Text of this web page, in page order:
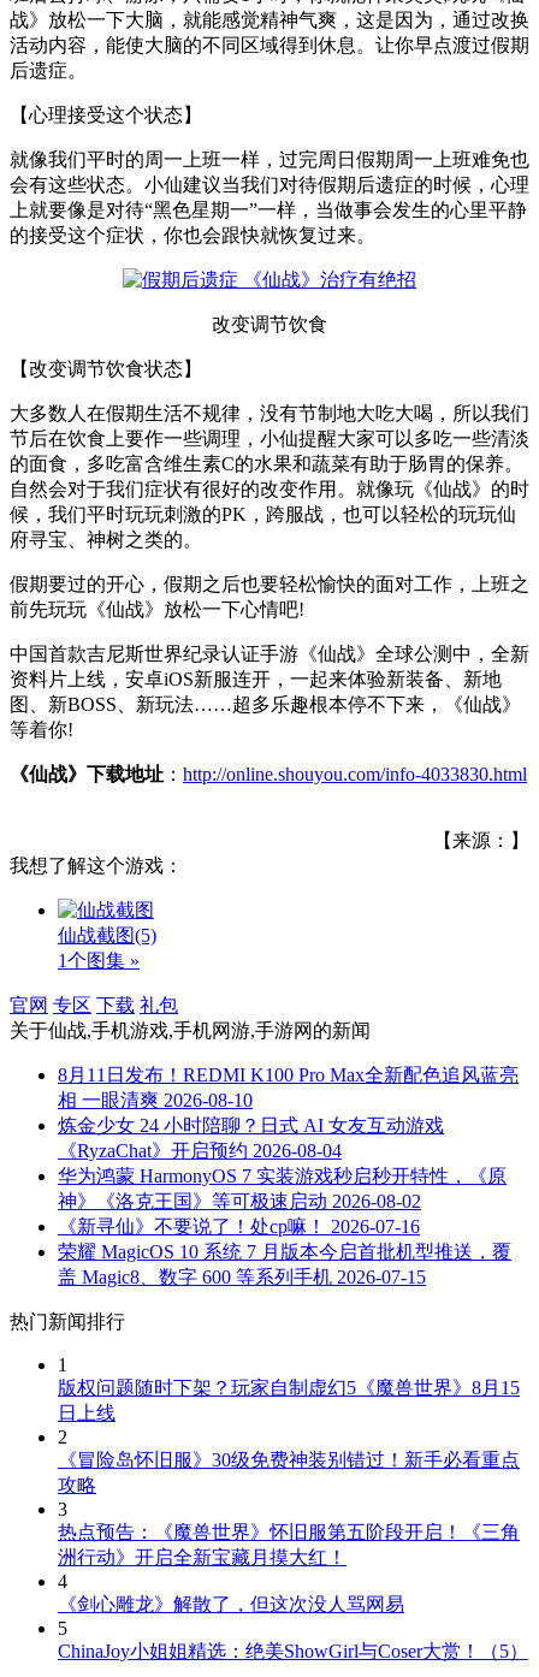
战》放松一下大脑，就能感觉精神气爽，这是因为，通过改换
活动内容，能使大脑的不同区域得到休息。让你早点渡过假期
后遗症。
【心理接受这个状态】
就像我们平时的周一上班一样，过完周日假期周一上班难免也
会有这些状态。小仙建议当我们对待假期后遗症的时候，心理
上就要像是对待“黑色星期一”一样，当做事会发生的心里平静
的接受这个症状，你也会跟快就恢复过来。
改变调节饮食
【改变调节饮食状态】
大多数人在假期生活不规律，没有节制地大吃大喝，所以我们
节后在饮食上要作一些调理，小仙提醒大家可以多吃一些清淡
的面食，多吃富含维生素C的水果和蔬菜有助于肠胃的保养。
自然会对于我们症状有很好的改变作用。就像玩《仙战》的时
候，我们平时玩玩刺激的PK，跨服战，也可以轻松的玩玩仙
府寻宝、神树之类的。
假期要过的开心，假期之后也要轻松愉快的面对工作，上班之
前先玩玩《仙战》放松一下心情吧!
中国首款吉尼斯世界纪录认证手游《仙战》全球公测中，全新
资料片上线，安卓iOS新服连开，一起来体验新装备、新地
图、新BOSS、新玩法……超多乐趣根本停不下来，《仙战》
等着你!
《仙战》下载地址 ： http://online.shouyou.com/info-4033830.html
【来源：】
我想了解这个游戏：
仙战截图(5)
1个图集 »
官网 专区 下载 礼包
关于仙战,手机游戏,手机网游,手游网 的新闻
8月11日发布！REDMI K100 Pro Max全新配色追风蓝亮
相 一眼清爽 2026-08-10
炼金少女 24 小时陪聊？日式 AI 女友互动游戏
《RyzaChat》开启预约 2026-08-04
华为鸿蒙 HarmonyOS 7 实装游戏秒启秒开特性，《原
神》《洛克王国》等可极速启动 2026-08-02
《新寻仙》不要说了！处cp嘛！
2026-07-16
荣耀 MagicOS 10 系统 7 月版本今启首批机型推送，覆
盖 Magic8、数字 600 等系列手机 2026-07-15
热门新闻排行
1
版权问题随时下架？玩家自制虚幻5《魔兽世界》8月15
日上线
2
《冒险岛怀旧服》30级免费神装别错过！新手必看重点
攻略
3
热点预告：《魔兽世界》怀旧服第五阶段开启！《三角
洲行动》开启全新宝藏月摸大红！
4
《剑心雕龙》解散了，但这次没人骂网易
5
ChinaJoy小姐姐精选：绝美ShowGirl与Coser大赏！（5）